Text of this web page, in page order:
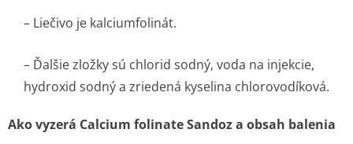
– Liečivo je kalciumfolinát.
– Ďalšie zložky sú chlorid sodný, voda na injekcie,
hydroxid sodný a zriedená kyselina chlorovodíková.
Ako vyzerá Calcium folinate Sandoz a obsah balenia